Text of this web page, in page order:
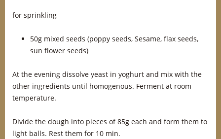
for sprinkling
50g mixed seeds (poppy seeds, Sesame, flax seeds,
sun flower seeds)
At the evening dissolve yeast in yoghurt and mix with the
other ingredients until homogenous. Ferment at room
temperature.
Divide the dough into pieces of 85g each and form them to
light balls. Rest them for 10 min.